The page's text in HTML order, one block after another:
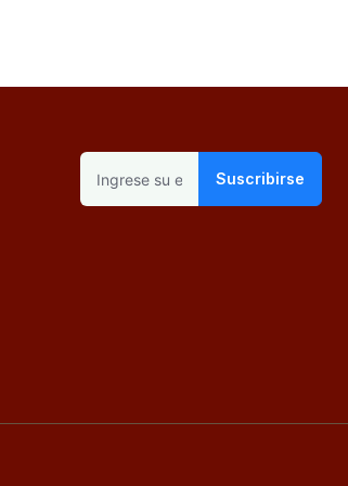
Suscribirse